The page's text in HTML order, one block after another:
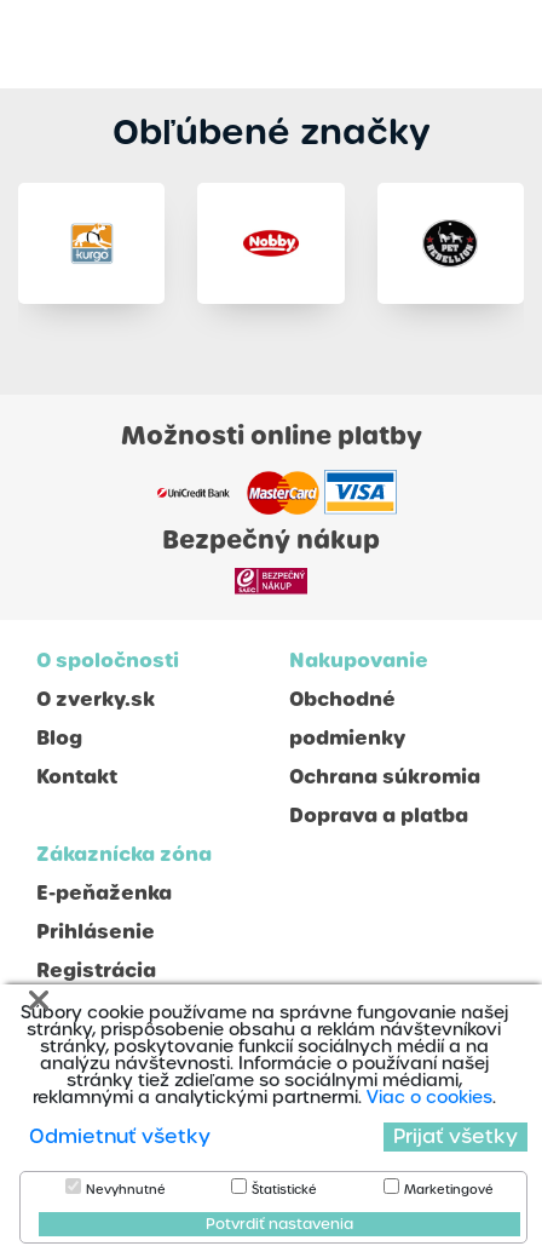
Obľúbené značky
Možnosti online platby
Bezpečný nákup
O spoločnosti
O zverky.sk
Blog
Kontakt
Nakupovanie
Obchodné
podmienky
Ochrana súkromia
Doprava a platba
Zákaznícka zóna
E-peňaženka
Prihlásenie
Registrácia
2020 © Zverky s.r.o., Všetky práva vyhradené
Nájdete nás na:
Cookies
Súbory cookie používame na správne fungovanie našej
stránky, prispôsobenie obsahu a reklám návštevníkovi
stránky, poskytovanie funkcií sociálnych médií a na
analýzu návštevnosti. Informácie o používaní našej
stránky tiež zdieľame so sociálnymi médiami,
reklamnými a analytickými partnermi. Viac o cookies.
Odmietnuť všetky Prijať všetky
Nevyhnutné Štatistické Marketingové
Potvrdiť nastavenia